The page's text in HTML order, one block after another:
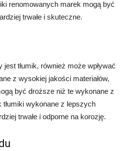
renomowanych marek mogą być
trwałe i skuteczne.
jest tłumik, również może wpływać
z wysokiej jakości materiałów,
być droższe niż te wykonane z
tłumiki wykonane z lepszych
trwałe i odporne na korozję.